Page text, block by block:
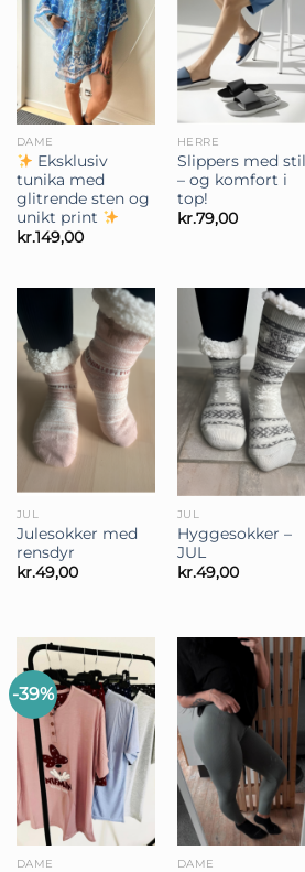
DAME
Eksklusiv
tunika med
glitrende sten og
unikt print
kr.149,00
HERRE
Slippers med stil
– og komfort i
top!
kr.79,00
JUL
Julesokker med
rensdyr
kr.49,00
JUL
Hyggesokker –
JUL
kr.49,00
-39%
DAME DAME